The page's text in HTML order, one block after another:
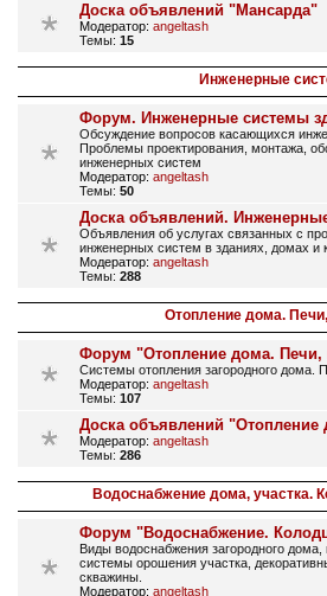
Доска объявлений "Мансарда"
Модератор: angeltash
Темы: 15
Инженерные
Форум. Инженерные системы
Обсуждение вопросов касающихся
Проблемы проектирования, монтажа,
инженерных систем
Модератор: angeltash
Темы: 50
Доска объявлений.
Объявления об услугах связанных с
инженерных систем в зданиях, домах и
Модератор: angeltash
Темы: 288
Отопление дома.
Форум "Отопление дома.
Системы отопления загородного дома.
Модератор: angeltash
Темы: 107
Доска объявлений
Модератор: angeltash
Темы: 286
Водоснабжение дома, участка.
Форум "Водоснабжение.
Виды водоснабжения загородного дома,
системы орошения участка,
скважины.
Модератор: angeltash